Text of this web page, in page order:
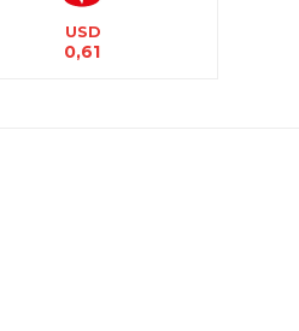
USD
0,61